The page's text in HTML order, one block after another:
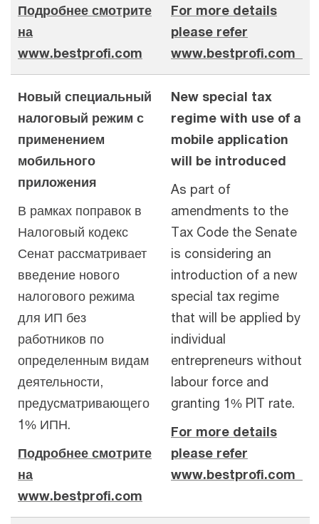
Подробнее смотрите
на
www.bestprofi.com
For more details
please refer
www.bestprofi.com
Новый специальный
налоговый режим с
применением
мобильного
приложения
В рамках поправок в
Налоговый кодекс
Сенат рассматривает
введение нового
налогового режима
для ИП без
работников по
определенным видам
деятельности,
предусматривающего
1% ИПН.
Подробнее смотрите
на
www.bestprofi.com
New special tax
regime with use of a
mobile application
will be introduced
As part of
amendments to the
Tax Code the Senate
is considering an
introduction of a new
special tax regime
that will be applied by
individual
entrepreneurs without
labour force and
granting 1% PIT rate.
For more details
please refer
www.bestprofi.com